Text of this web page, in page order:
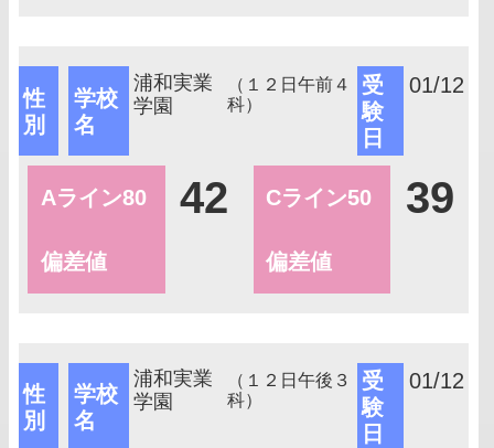
性
別
学校
名
浦和実業
学園
（１２日午前４
科）
受
験
日
01/12
Aライン80
偏差値
42 Cライン50
偏差値
39
性
別
学校
名
浦和実業
学園
（１２日午後３
科）
受
験
日
01/12